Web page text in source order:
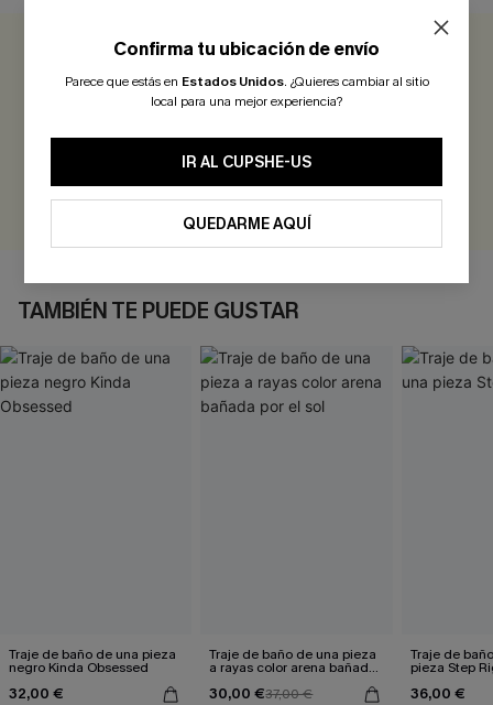
0.0
¡Gana más de 30 puntos por cada reseña que dejes!
TAMBIÉN TE PUEDE GUSTAR
Traje de baño de una pieza
negro Kinda Obsessed
32,00 €
Traje de baño de una pieza
a rayas color arena bañada
30,00 €37,00 €
Traje de
pieza Step
36,00 €
Confirma tu ubicación de envío
Parece que estás en Estados Unidos. ¿Quieres cambiar al sitio
local para una mejor experiencia?
IR AL CUPSHE-US
QUEDARME AQUÍ